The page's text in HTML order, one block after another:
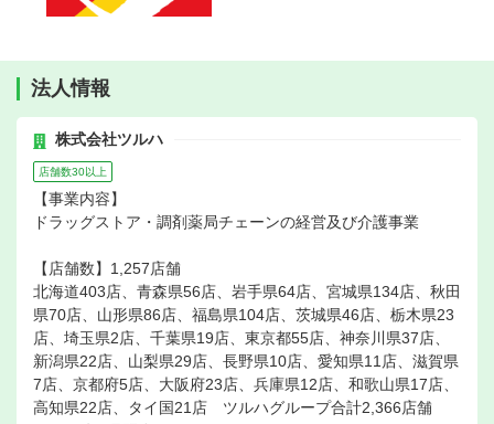
法人情報
株式会社ツルハ
店舗数30以上
【事業内容】
ドラッグストア・調剤薬局チェーンの経営及び介護事業
【店舗数】1,257店舗
北海道403店、青森県56店、岩手県64店、宮城県134店、秋田
県70店、山形県86店、福島県104店、茨城県46店、栃木県23
店、埼玉県2店、千葉県19店、東京都55店、神奈川県37店、
新潟県22店、山梨県29店、長野県10店、愛知県11店、滋賀県
7店、京都府5店、大阪府23店、兵庫県12店、和歌山県17店、
高知県22店、タイ国21店 ツルハグループ合計2,366店舗